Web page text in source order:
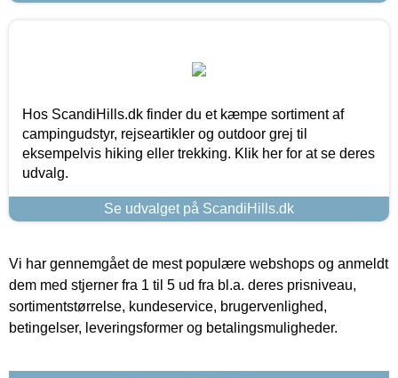
Hos ScandiHills.dk finder du et kæmpe sortiment af
campingudstyr, rejseartikler og outdoor grej til
eksempelvis hiking eller trekking. Klik her for at se deres
udvalg.
Se udvalget på ScandiHills.dk
Vi har gennemgået de mest populære webshops og anmeldt
dem med stjerner fra 1 til 5 ud fra bl.a. deres prisniveau,
sortimentstørrelse, kundeservice, brugervenlighed,
betingelser, leveringsformer og betalingsmuligheder.